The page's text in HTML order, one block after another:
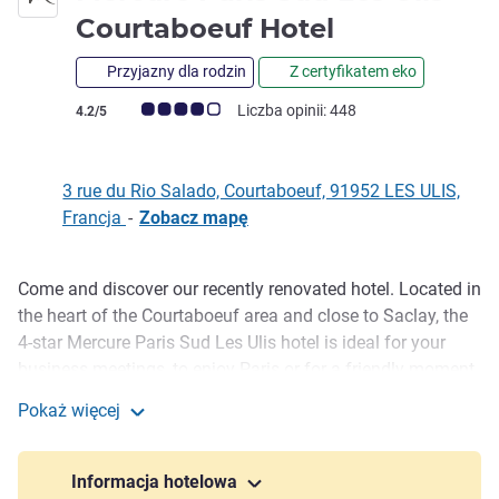
Courtaboeuf Hotel
Przyjazny dla rodzin Z certyfikatem eko
Ocena klientów (Ocena ALL)
4.2/5 Liczba opinii: 448
3 rue du Rio Salado, Courtaboeuf, 91952 LES ULIS,
Francja - Zobacz mapę
Opis
Come and discover our recently renovated hotel. Located in
the heart of the Courtaboeuf area and close to Saclay, the
4-star Mercure Paris Sud Les Ulis hotel is ideal for your
relaxing setting, discover our spacious and comfortable
rooms.
Between the economic dynamism of the Courtaboeuf zone
Pokaż więcej
Informacja hotelowa